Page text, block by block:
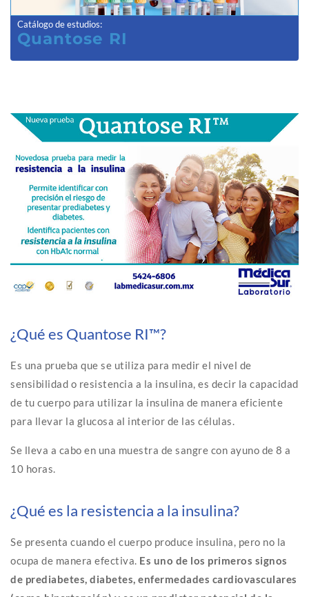
Catálogo de estudios:
Quantose RI
¿Qué es Quantose RI™?
Es una prueba que se utiliza para medir el nivel de
sensibilidad o resistencia a la insulina, es decir la capacidad
de tu cuerpo para utilizar la insulina de manera eficiente
para llevar la glucosa al interior de las células.
Se lleva a cabo en una muestra de sangre con ayuno de 8 a
10 horas.
¿Qué es la resistencia a la insulina?
Se presenta cuando el cuerpo produce insulina, pero no la
ocupa de manera efectiva. Es uno de los primeros signos
de prediabetes, diabetes, enfermedades cardiovasculares